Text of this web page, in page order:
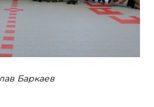
Баркаев